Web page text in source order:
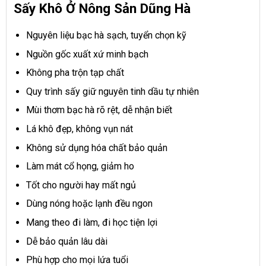
Sấy Khô Ở Nông Sản Dũng Hà
Nguyên liệu bạc hà sạch, tuyển chọn kỹ
Nguồn gốc xuất xứ minh bạch
Không pha trộn tạp chất
Quy trình sấy giữ nguyên tinh dầu tự nhiên
Mùi thơm bạc hà rõ rệt, dễ nhận biết
Lá khô đẹp, không vụn nát
Không sử dụng hóa chất bảo quản
Làm mát cổ họng, giảm ho
Tốt cho người hay mất ngủ
Dùng nóng hoặc lạnh đều ngon
Mang theo đi làm, đi học tiện lợi
Dễ bảo quản lâu dài
Phù hợp cho mọi lứa tuổi